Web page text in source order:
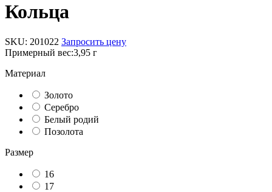
Кольца
SKU: 201022 Запросить цену
Примерный вес:3,95 г
Материал
Золото
Серебро
Белый родий
Позолота
Размер
16
17